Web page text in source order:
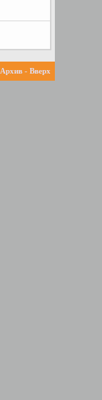
Архив- Вверх